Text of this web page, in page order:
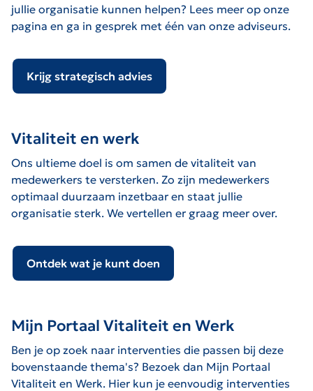
jullie organisatie kunnen helpen? Lees meer op onze
pagina en ga in gesprek met één van onze adviseurs.
Krijg strategisch advies
Vitaliteit en werk
Ons ultieme doel is om samen de vitaliteit van
medewerkers te versterken. Zo zijn medewerkers
optimaal duurzaam inzetbaar en staat jullie
organisatie sterk. We vertellen er graag meer over.
Ontdek wat je kunt doen
Mijn Portaal Vitaliteit en Werk
Ben je op zoek naar interventies die passen bij deze
bovenstaande thema's? Bezoek dan Mijn Portaal
Vitaliteit en Werk. Hier kun je eenvoudig interventies